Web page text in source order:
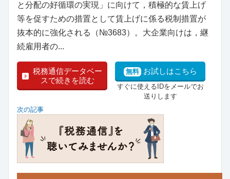
と分配の好循環の実現」に向けて，積極的な賃上げ
等を促すための措置として賃上げに係る税制措置が
抜本的に強化される（№3683）。大企業向けは，継
続雇用者の...
税務通信データベー
スで続きを読む
無料 お試しはこちら
すぐに使えるIDをメールでお
送りします
次の記事